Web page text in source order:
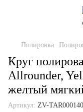
Полировка
Круг
Allrounder,
желтый
Артикул: ZV-